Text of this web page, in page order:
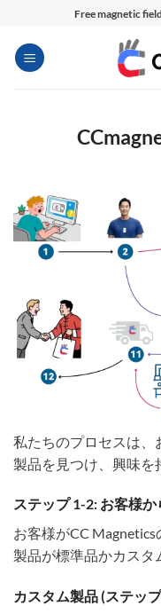
Free magnetic
私たちのプロセスは、
製品を見つけ、興味を
ステップ 1-2: お客様
お客様がCC Magnetics
製品が標準品かカスタ
カスタム製品 (ステッ